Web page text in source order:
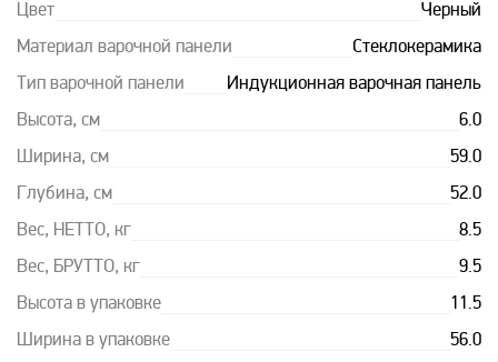
Цвет Черный
Материал варочной панели Стеклокерамика
Тип варочной панели Индукционная варочная панель
Высота, см 6.0
Ширина, см 59.0
Глубина, см 52.0
Вес, НЕТТО, кг 8.5
Вес, БРУТТО, кг 9.5
Высота в упаковке 11.5
Ширина в упаковке 56.0